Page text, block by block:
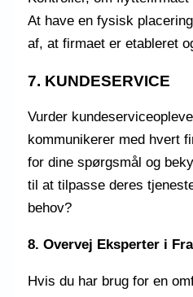
At have en fysisk
af, at firmaet er etableret
7. KUNDESERVICE
Vurder
kommunikerer med hvert
for dine spørgsmål og
til at tilpasse deres
behov?
8. Overvej Eksperter i
Hvis du har brug for en